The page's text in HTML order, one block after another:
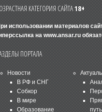
КАТЕГОРИЯ САЙТА18+
использовании материалов
на www.ansar.ru
ПОРТАЛА
Новости
В РФ и СНГ
Собкор
В мире
Образование
путь